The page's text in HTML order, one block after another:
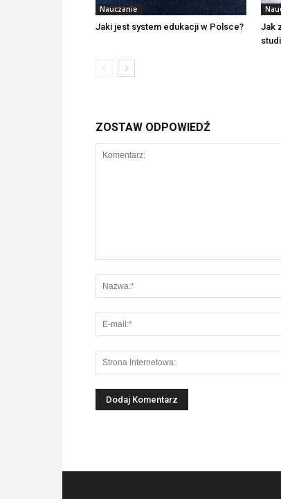
Nauczanie
Jaki jest system edukacji w Polsce?
Jak
ZOSTAW ODPOWIEDŹ